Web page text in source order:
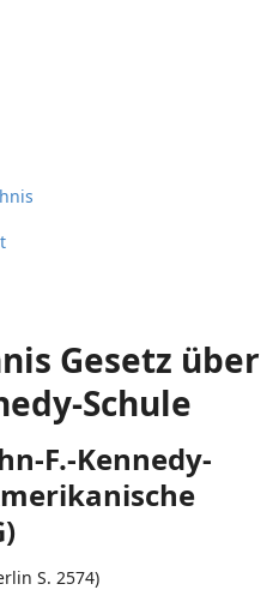
Gesetz über
Schule
F.-Kennedy-
S. 2574)